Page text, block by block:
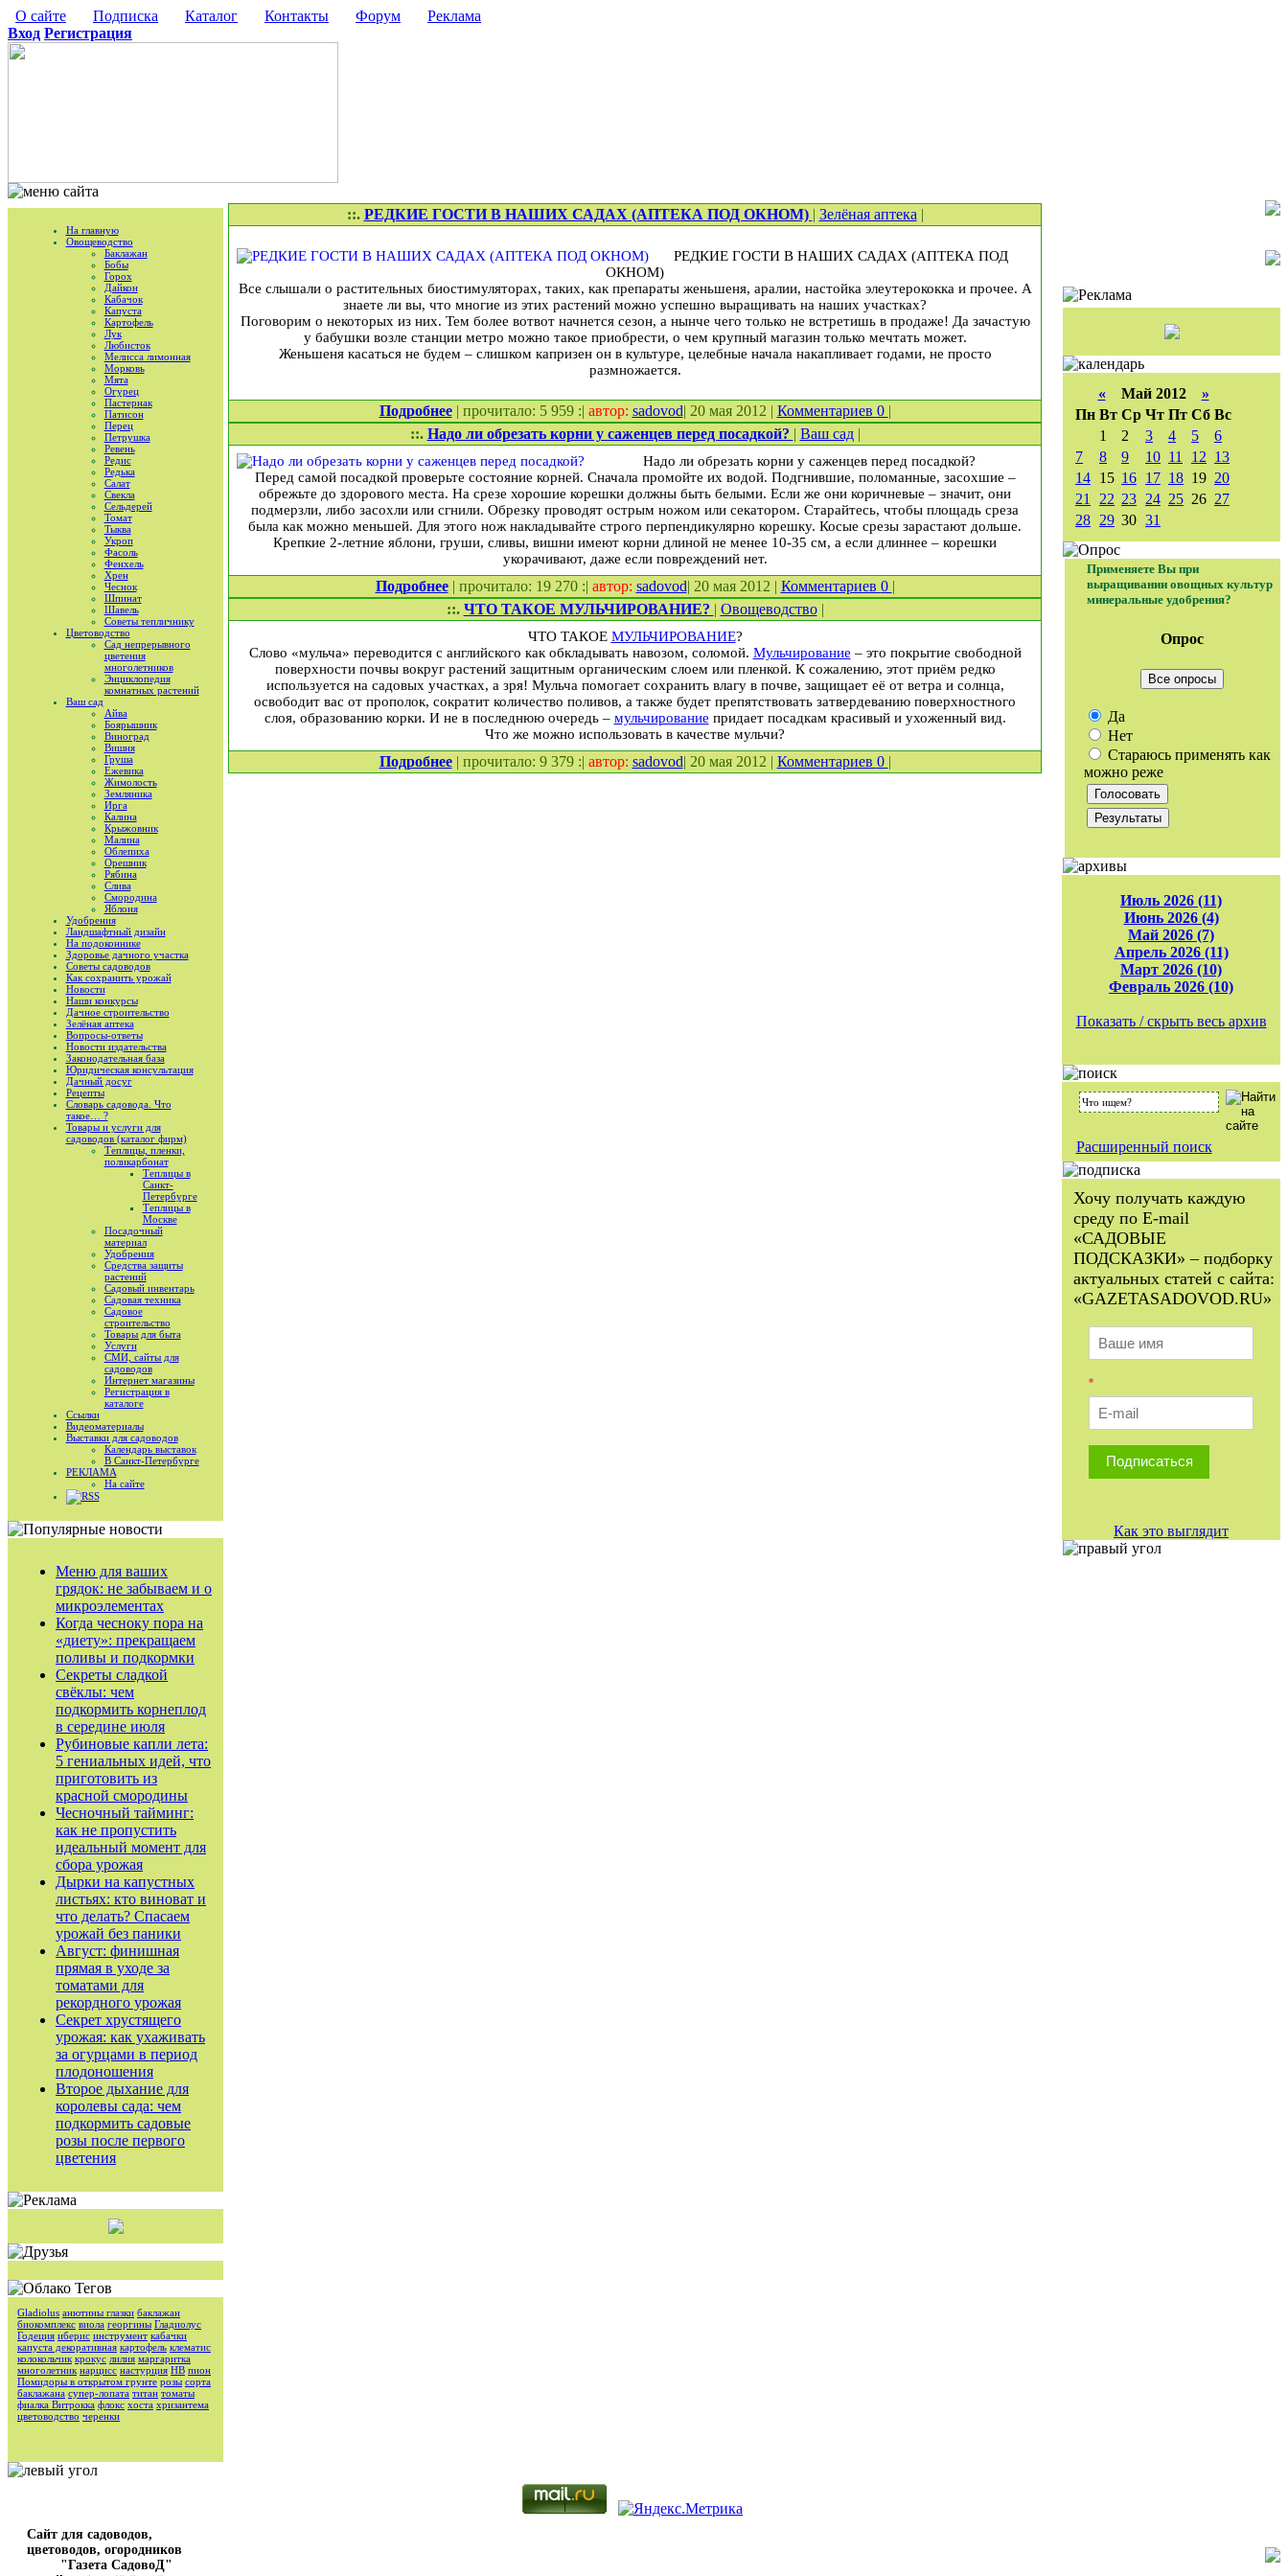
О сайте Подписка Каталог Контакты Форум
Реклама
Вход Регистрация
На главную
Овощеводство
Баклажан
Бобы
Горох
Дайкон
Кабачок
Капуста
Картофель
Лук
Любисток
Мелисса лимонная
Морковь
Мята
Огурец
Пастернак
Патисон
Перец
Петрушка
Ревень
Редис
Редька
Салат
Свекла
Сельдерей
Томат
Тыква
Укроп
Фасоль
Фенхель
Хрен
Чеснок
Шпинат
Шавель
Советы тепличнику
Цветоводство
Сад непрерывного
цветения
многолетников
Энциклопедия
комнатных растений
Ваш сад
Айва
Боярышник
Виноград
Вишня
Груша
Ежевика
Жимолость
Земляника
Ирга
Калина
Крыжовник
Малина
Облепиха
Орешник
Рябина
Слива
Смородина
Яблоня
Удобрения
Ландшафтный дизайн
На подоконнике
Здоровье дачного участка
Советы садоводов
Как сохранить урожай
Новости
Наши конкурсы
Дачное строительство
Зелёная аптека
Вопросы-ответы
Новости издательства
Законодательная база
Юридическая консультация
Дачный досуг
Рецепты
Словарь садовода. Что
такое… ?
Товары и услуги для
садоводов (каталог фирм)
Теплицы, пленки,
поликарбонат
Теплицы в
Санкт-
Петербурге
Теплицы в
Москве
Посадочный
материал
Удобрения
Средства защиты
растений
Садовый инвентарь
Садовая техника
Садовое
строительство
Товары для быта
Услуги
СМИ, сайты для
садоводов
Интернет магазины
Регистрация в
каталоге
Ссылки
Видеоматериалы
Выставки для садоводов
Календарь выставок
В Санкт-Петербурге
РЕКЛАМА
На сайте
RSS
Меню для ваших
грядок: не забываем и о
микроэлементах
Когда чесноку пора на
«диету»: прекращаем
поливы и подкормки
Секреты сладкой
свёклы: чем
подкормить корнеплод
в середине июля
Рубиновые капли лета:
5 гениальных идей, что
приготовить из
красной смородины
Чесночный тайминг:
как не пропустить
идеальный момент для
сбора урожая
Дырки на капустных
листьях: кто виноват и
что делать? Спасаем
урожай без паники
Август: финишная
прямая в уходе за
томатами для
рекордного урожая
Секрет хрустящего
урожая: как ухаживать
за огурцами в период
плодоношения
Второе дыхание для
королевы сада: чем
подкормить садовые
розы после первого
цветения
Gladiolus анютины глазки баклажан
биокомплекс виола георгины Гладиолус
Годеция иберис инструмент кабачки
капуста декоративная картофель клематис
колокольчик крокус лилия маргаритка
многолетник нарцисс настурция НВ пион
Помидоры в открытом грунте розы сорта
баклажана супер-лопата титан томаты
фиалка Витрокка флокс хоста хризантема
цветоводство черенки
::. РЕДКИЕ ГОСТИ В НАШИХ САДАХ (АПТЕКА ПОД ОКНОМ) | Зелёная аптека |
РЕДКИЕ ГОСТИ В НАШИХ САДАХ (АПТЕКА ПОД
ОКНОМ)
Все слышали о растительных биостимуляторах, таких, как препараты женьшеня, аралии, настойка элеутерококка и прочее. А
знаете ли вы, что многие из этих растений можно успешно выращивать на наших участках?
Поговорим о некоторых из них. Тем более вот­вот начнется сезон, а нынче чего только не встретишь в продаже! Да зачастую
у бабушки возле станции метро можно такое приобрести, о чем крупный магазин только мечтать может.
Женьшеня касаться не будем – слишком капризен он в культуре, целебные начала накапливает годами, не просто
размножается.
Подробнее| прочитало: 5 959 :| автор: sadovod| 20 мая 2012 | Комментариев 0 |
::. Надо ли обрезать корни у саженцев перед посадкой? | Ваш сад|
Надо ли обрезать корни у саженцев перед посадкой?
Перед самой посадкой проверьте состояние корней. Сначала промойте их водой. Подгнившие, поломанные, засохшие –
обрежьте до здорового места. На срезе хорошие корешки должны быть белыми. Если же они коричневые – значит, они
подмерзли, либо засохли или сгнили. Обрезку проводят острым ножом или секатором. Старайтесь, чтобы площадь среза
была как можно меньшей. Для этого нож накладывайте строго перпендикулярно корешку. Косые срезы зарастают дольше.
Крепкие 2-летние яблони, груши, сливы, вишни имеют корни длиной не менее 10-35 см, а если длиннее – корешки
укорачивают, даже если повреждений нет.
Подробнее| прочитало: 19 270 :| автор: sadovod| 20 мая 2012 | Комментариев 0 |
::. ЧТО ТАКОЕ МУЛЬЧИРОВАНИЕ? | Овощеводство|
ЧТО ТАКОЕ МУЛЬЧИРОВАНИЕ?
Слово «мульча» переводится с английского как обкладывать навозом, соломой. Мульчирование – это покрытие свободной
поверхности почвы вокруг растений защитным органическим слоем или пленкой. К сожалению, этот приём редко
используется на садовых участках, а зря! Мульча помогает сохранить влагу в почве, защищает её от ветра и солнца,
освободит вас от прополок, сократит количество поливов, а также будет препятствовать затвердеванию поверхностного
слоя, образованию корки. И не в последнюю очередь – мульчирование придает посадкам красивый и ухоженный вид.
Что же можно использовать в качестве мульчи?
Подробнее| прочитало: 9 379 :| автор: sadovod| 20 мая 2012 | Комментариев 0 |
«Май 2012 »
Пн Вт Ср Чт Пт Сб Вс
1
2 3 4 5
6
7
8 9 10 11 12 13
14 15 16 17 18 19 20
21
22 23 24 25 26 27
28 29 30 31
Применяете Вы при
выращивании овощных культур
минеральные удобрения?
Опрос
Все опросы
Да
Нет
Стараюсь применять как
можно реже
Июль 2026 (11)
Июнь 2026 (4)
Май 2026 (7)
Апрель 2026 (11)
Март 2026 (10)
Февраль 2026 (10)
Показать / скрыть весь архив
Расширенный поиск
Хочу получать каждую
среду по E-mail
«САДОВЫЕ
ПОДСКАЗКИ» – подборку
актуальных статей с сайта:
«GAZETASADOVOD.RU»
*
Подписаться
Как это выглядит
Сайт для садоводов,
цветоводов, огородников
"Газета СадовоД"